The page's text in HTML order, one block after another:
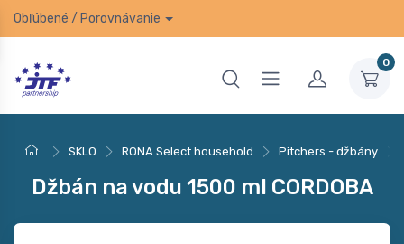
Obľúbené / Porovnávanie
0
SKLO RONA Select household Pitchers - džbány
Džbán na vodu 1500 ml CORDOBA